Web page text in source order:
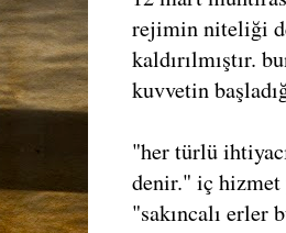
rejimin niteliği
kaldırılmıştır.
kuvvetin
"her türlü
denir." iç hizmet
"sakıncalı erler